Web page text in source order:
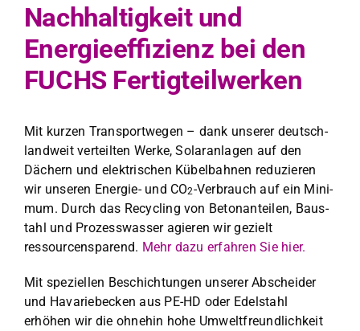
Nachhaltigkeit und
Energieeffizienz bei den
FUCHS Fertigteilwerken
Mit kurzen Trans­portwe­gen – dank unser­er deutsch­
landweit verteil­ten Werke, Solaran­la­gen auf den
Däch­ern und elek­trischen Kübel­bah­nen reduzieren
wir unseren Energie- und CO2-Ver­brauch auf ein Min­i­
mum. Durch das Recy­cling von Bet­o­nan­teilen, Baus­
tahl und Prozess­wass­er agieren wir gezielt
ressourcens­parend. Mehr dazu erfahren Sie hier.
Mit speziellen Beschich­tun­gen unser­er Abschei­der
und Havariebeck­en aus PE-HD oder Edel­stahl
erhöhen wir die ohne­hin hohe Umwelt­fre­undlichkeit